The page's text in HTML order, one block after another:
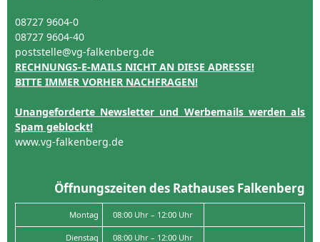
08727 9604-0
08727 9604-40
poststelle@vg-falkenberg.de
RECHNUNGS-E-MAILS NICHT AN DIESE ADRESSE!
BITTE IMMER VORHER NACHFRAGEN!
Unangeforderte Newsletter und Werbemails werden als
Spam geblockt!
www.vg-falkenberg.de
Öffnungszeiten des Rathauses Falkenberg
Montag 08:00 Uhr – 12:00 Uhr
Dienstag 08:00 Uhr – 12:00 Uhr